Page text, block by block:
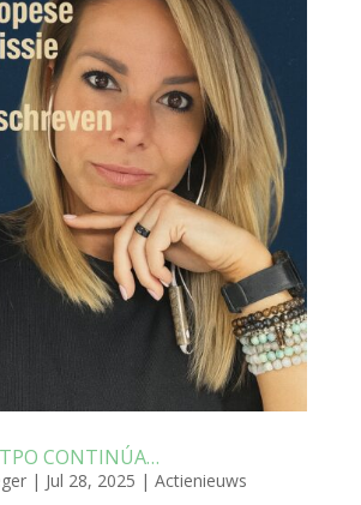
CONTINÚA…
| Jul 28, 2025 | Actienieuws